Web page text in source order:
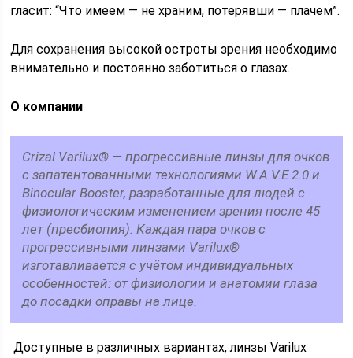
гласит: “Что имеем — не храним, потерявши — плачем”.
Для сохранения высокой остроты зрения необходимо
внимательно и постоянно заботиться о глазах.
О компании
Crizal Varilux® — прогрессивные линзы для очков
с запатентованными технологиями W.A.V.E 2.0 и
Binocular Booster, разработанные для людей с
физиологическим изменением зрения после 45
лет (пресбиопия). Каждая пара очков с
прогрессивными линзами Varilux®
изготавливается с учётом индивидуальных
особенностей: от физиологии и анатомии глаза
до посадки оправы на лице.
Доступные в различных вариантах, линзы Varilux